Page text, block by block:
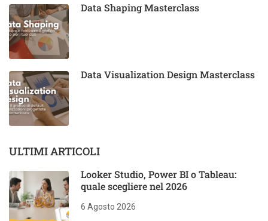
Data Shaping Masterclass
Data Visualization Design Masterclass
ULTIMI ARTICOLI
Looker Studio, Power BI o Tableau:
quale scegliere nel 2026
6 Agosto 2026